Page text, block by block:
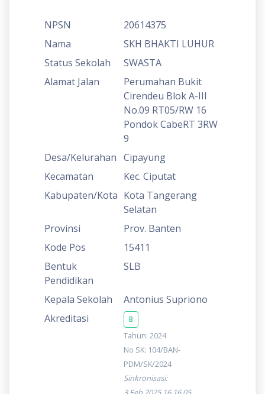
NPSN
20614375
Nama
SKH BHAKTI LUHUR
Status Sekolah
SWASTA
Alamat Jalan
Perumahan Bukit
Cirendeu Blok A-III
No.09 RT05/RW 16
Pondok CabeRT 3RW
9
Desa/Kelurahan Cipayung
Kecamatan
Kec. Ciputat
Kabupaten/Kota Kota Tangerang
Selatan
Provinsi
Prov. Banten
Kode Pos
15411
Bentuk
Pendidikan
SLB
Kepala Sekolah
Antonius Supriono
Akreditasi
B
Tahun: 2024
No SK: 104/BAN-
PDM/SK/2024
Sinkronisasi: